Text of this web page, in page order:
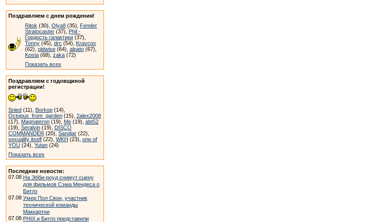
Поздравляем с днем рождения!
Ritok (30), Olya8 (35), Fender
Stratocaster (37), Phil -
Гордость галактики (37),
Tonny (45), drc (54), Kravcov
(62), oldwise (64), alpato (67),
Kosta (68), zaka (72)
Показать всех
Поздравляем с годовщиной
регистрации!
Snied (11), Borkop (14),
Octopus_from_garden (15), 2alex2008
(17), Magnateron (19), Me (19), abt52
(19), Seralvin (19), DISCO
COMMANDER (20), Sandjar (22),
sexuality itself (22), WKH (23), one of
YOU (24), Yutan (24)
Показать всех
Последние новости:
07.08 На Эбби-роуд снимут сцену
для фильмов Сэма Мендеса о
Битлз
07.08 Умер Пол Свон, участник
технической команды
Маккартни
07.08 PHIX и Битлз представили